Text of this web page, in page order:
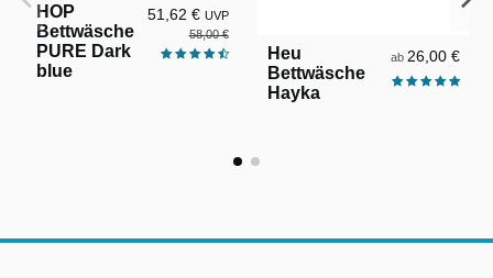
HOP
Bettwäsche
PURE Dark
blue
51,62 € UVP
58,00 €
Heu
Bettwäsche
Hayka
ab 26,00 €